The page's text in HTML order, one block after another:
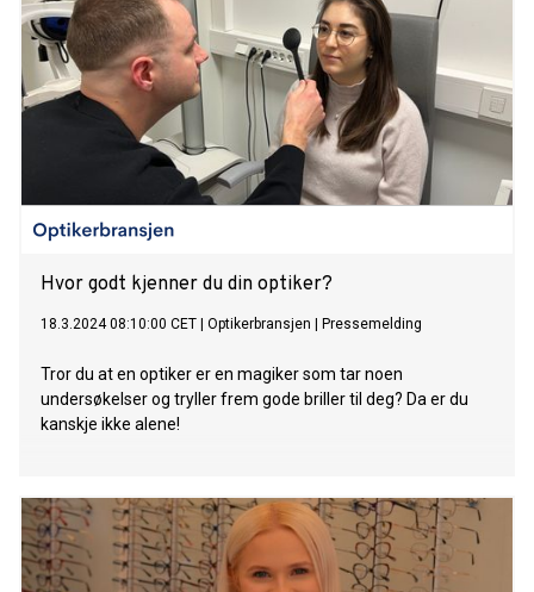
Hvor godt kjenner du din optiker?
18.3.2024 08:10:00 CET Optikerbransjen Pressemelding
Tror du at en optiker er en magiker som tar noen
undersøkelser og tryller frem gode briller til deg? Da er du
kanskje ikke alene!